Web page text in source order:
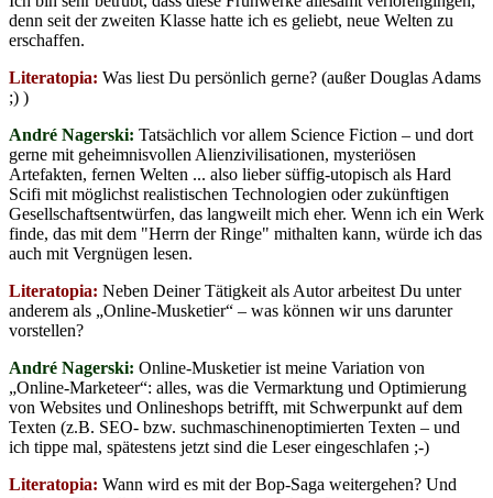
denn seit der zweiten Klasse hatte ich es geliebt, neue Welten zu
erschaffen.
Literatopia: Was liest Du persönlich gerne? (außer Douglas Adams
;) )
André Nagerski: Tatsächlich vor allem Science Fiction – und dort
gerne mit geheimnisvollen Alienzivilisationen, mysteriösen
Artefakten, fernen Welten ... also lieber süffig-utopisch als Hard
Scifi mit möglichst realistischen Technologien oder zukünftigen
Gesellschaftsentwürfen, das langweilt mich eher. Wenn ich ein Werk
finde, das mit dem "Herrn der Ringe" mithalten kann, würde ich das
auch mit Vergnügen lesen.
Literatopia: Neben Deiner Tätigkeit als Autor arbeitest Du unter
anderem als „Online-Musketier“ – was können wir uns darunter
vorstellen?
André Nagerski: Online-Musketier ist meine Variation von
„Online-Marketeer“: alles, was die Vermarktung und Optimierung
von Websites und Onlineshops betrifft, mit Schwerpunkt auf dem
Texten (z.B. SEO- bzw. suchmaschinenoptimierten Texten – und
ich tippe mal, spätestens jetzt sind die Leser eingeschlafen ;-)
Literatopia: Wann wird es mit der Bop-Saga weitergehen? Und